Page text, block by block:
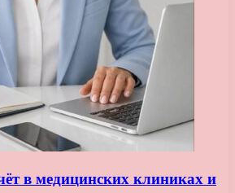
в медицинских клиниках и